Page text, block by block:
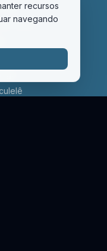
recursos
navegando
hop
Music